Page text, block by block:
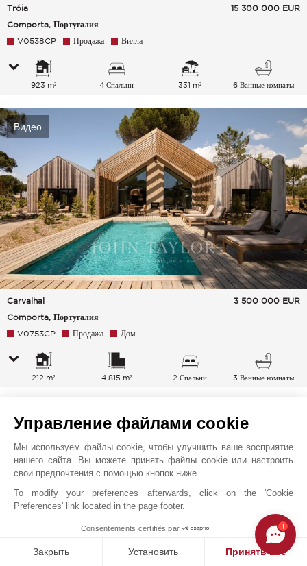
Tróia
Comporta, Португалия
15 300 000 EUR
V0538CP Продажа Вилла
923 m² 4 Спальни 331 m² 6 Ванные комнаты
Видео
Carvalhal
Comporta, Португалия
3 500 000 EUR
V0753CP Продажа Дом
212 m² 4 815 m² 2 Спальни 3 Ванные комнаты
Управление файлами cookie
Мы используем файлы cookie, чтобы улучшить ваше восприятие
нашего сайта. Вы можете принять файлы cookie или настроить
свои предпочтения с помощью кнопок ниже.
To modify your preferences afterwards, click on the 'Cookie
Preferences' link located in the page footer.
Consentements certifiés par
Закрыть Установить Принять все
1